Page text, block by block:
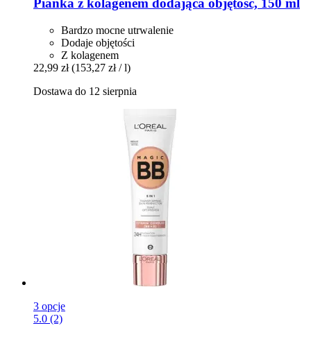
Pianka z kolagenem dodająca objętość, 150 ml
Bardzo mocne utrwalenie
Dodaje objętości
Z kolagenem
22,99 zł (153,27 zł / l)
Dostawa do 12 sierpnia
3 opcje
5.0 (2)